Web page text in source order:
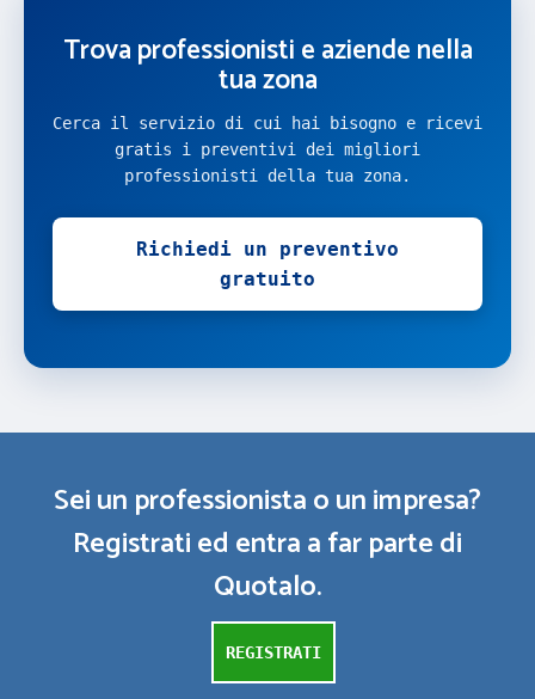
Trova professionisti e aziende nella
tua zona
Cerca il servizio di cui hai bisogno e ricevi
gratis i preventivi dei migliori
professionisti della tua zona.
Richiedi un preventivo
gratuito
Sei un professionista o un impresa?
Registrati ed entra a far parte di
Quotalo.
REGISTRATI